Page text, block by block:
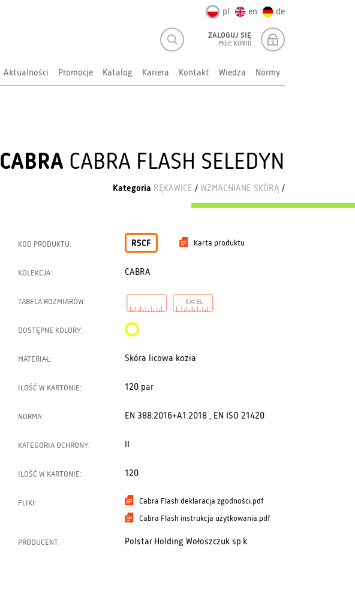
pl en de
ZALOGUJ SIĘ
MOJE KONTO
Aktualności Promocje Katalog Kariera Kontakt Wiedza Normy
CABRA CABRA FLASH SELEDYN
Kategoria RĘKAWICE / WZMACNIANE SKÓRĄ /
KOD PRODUKTU: RSCF Karta produktu
KOLEKCJA: CABRA
TABELA ROZMIARÓW:
DOSTĘPNE KOLORY:
MATERIAŁ: Skóra licowa kozia
ILOŚĆ W KARTONIE: 120 par
NORMA: EN 388:2016+A1:2018 , EN ISO 21420
KATEGORIA OCHRONY: II
ILOŚĆ W KARTONIE: 120
PLIKI: Cabra Flash deklaracja zgodności.pdf
Cabra Flash instrukcja użytkowania.pdf
PRODUCENT: Polstar Holding Wołoszczuk sp.k.